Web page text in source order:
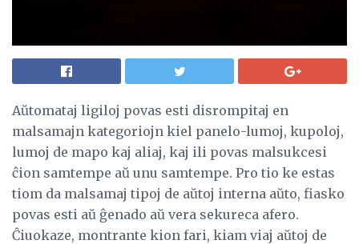
Aŭtomataj ligiloj povas esti disrompitaj en
malsamajn kategoriojn kiel panelo-lumoj, kupoloj,
lumoj de mapo kaj aliaj, kaj ili povas malsukcesi
ĉion samtempe aŭ unu samtempe. Pro tio ke estas
tiom da malsamaj tipoj de aŭtoj interna aŭto, fiasko
povas esti aŭ ĝenado aŭ vera sekureca afero.
Ĉiuokaze, montrante kion fari, kiam viaj aŭtoj de